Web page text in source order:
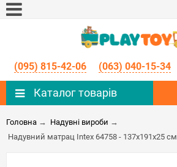
(095) 815-42-06 (063) 040-15-34
Каталог товарів
Головна → Надувні вироби →
Надувний матрац Intex 64758 - 137х191х25 см